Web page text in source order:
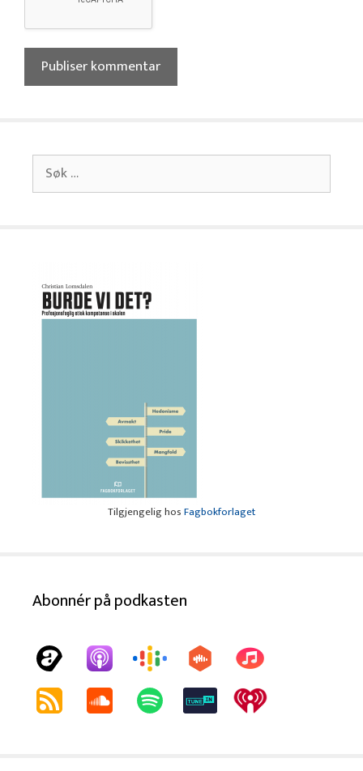
Søk
etter:
Tilgjengelig hosFagbokforlaget
Abonnér på podkasten